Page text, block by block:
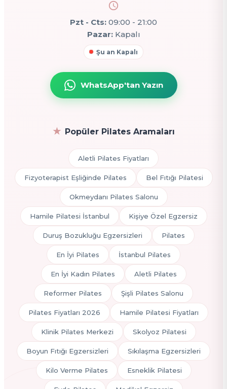
Pzt - Cts: 09:00 - 21:00
Pazar:Kapalı
Şu an Kapalı
WhatsApp'tan Yazın
Popüler Pilates Aramaları
Aletli Pilates Fiyatları
Fizyoterapist Eşliğinde Pilates Bel Fıtığı Pilatesi
Okmeydanı Pilates Salonu
Hamile Pilatesi İstanbul Kişiye Özel Egzersiz
Duruş Bozukluğu Egzersizleri Pilates
En İyi Pilates İstanbul Pilates
En İyi Kadın Pilates Aletli Pilates
Reformer Pilates Şişli Pilates Salonu
Pilates Fiyatları 2026 Hamile Pilatesi Fiyatları
Klinik Pilates Merkezi Skolyoz Pilatesi
Boyun Fıtığı Egzersizleri Sıkılaşma Egzersizleri
Kilo Verme Pilates Esneklik Pilatesi